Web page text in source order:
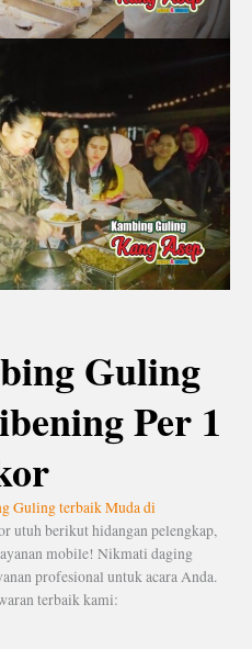
Guling
Per 1
Guling terbaik Muda di
utuh berikut hidangan pelengkap,
mobile! Nikmati daging
profesional untuk acara Anda.
terbaik kami: